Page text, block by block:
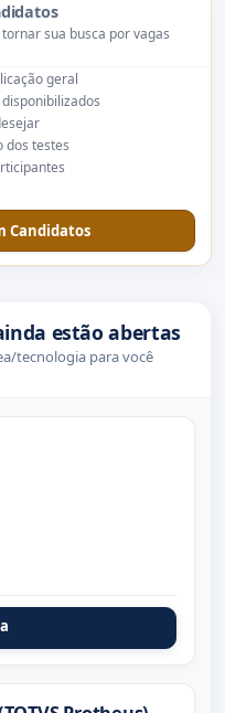
sua busca por vagas
geral
dos testes
Candidatos
estão abertas
tecnologia para você